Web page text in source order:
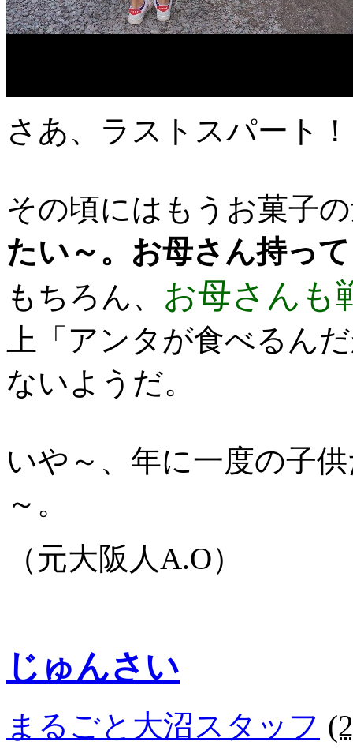
さあ、ラストスパート！
その頃にはもうお菓子
たい～。お母さん持っ
もちろん、 お母さんも
上「アンタが食べるん
ないようだ。
いや～、年に一度の子
～。
（元大阪人A.O）
じゅんさい
まるごと大沼スタッフ (